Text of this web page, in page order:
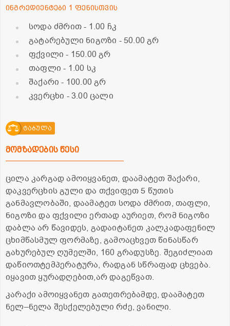
ინგრედიენტები 1 ფენისთვის
სოდა ძმრით- 1.00 ჩკ
გატარებული ნიგოზი - 50.00 გრ
ფქვილი- 150.00 გრ
თაფლი- 1.00 სკ
შაქარი- 100.00 გრ
კვერცხი - 3.00 ცალი
ტაბულა
მომზადების წესი
ცილა კარგად ამოიყვანეთ, დაამატეთ შაქარი,
დაკვერცხის გული და თქვიფეთ 5 წუთის
განმავლობაში, დაამატეთ სოდა ძმრით, თაფლი,
ნიგოზი და ფქვილი ერთად აურიეთ, რომ ნიგოზი
დაბლა არ წავიდეს, გადაიტანეთ კალკადაფენილ
ცხიმწასმულ ფორმაზე, გამოაცხვეთ წინასწარ
გახურებულ ღუმელში, 160 გრადუსზე. შეგიძლიათ
დაწიოთტემპერატურა, რადგან სწრაფად ცხვება.
იყავით ყურადღებით,არ დაგეწვათ.
კარაქი ამოიყვანეთ გათეთრებამდე, დაამატეთ
ნელ–ნელა შესქელებული რძე, ვანილი.